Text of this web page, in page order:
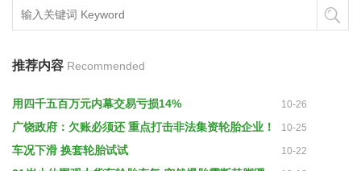
推荐内容 Recommended
用四千五百万元内幕交易亏损14% 10-26
广饶政府：欠账必须还 重点打击非法集资轮胎企业！ 10-25
车况下滑 换套轮胎试试 10-22